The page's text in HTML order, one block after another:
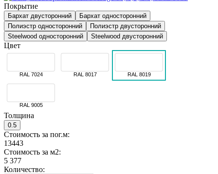
Покрытие
Бархат двусторонний
Бархат односторонний
Полиэстр односторонний
Полиэстр двусторонний
Steelwood односторонний
Steelwood двусторонний
Цвет
RAL 7024 RAL 8017 RAL 8019
RAL 9005
Толщина
0.5
Стоимость за пог.м:
13443
Стоимость за м2:
5 377
Количество: